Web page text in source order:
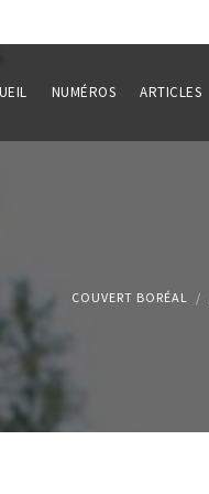
NUMÉROS ARTICLES
COUVERT BORÉAL